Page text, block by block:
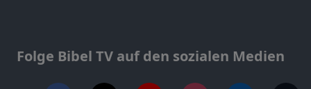
Folge Bibel TV auf den sozialen Medien